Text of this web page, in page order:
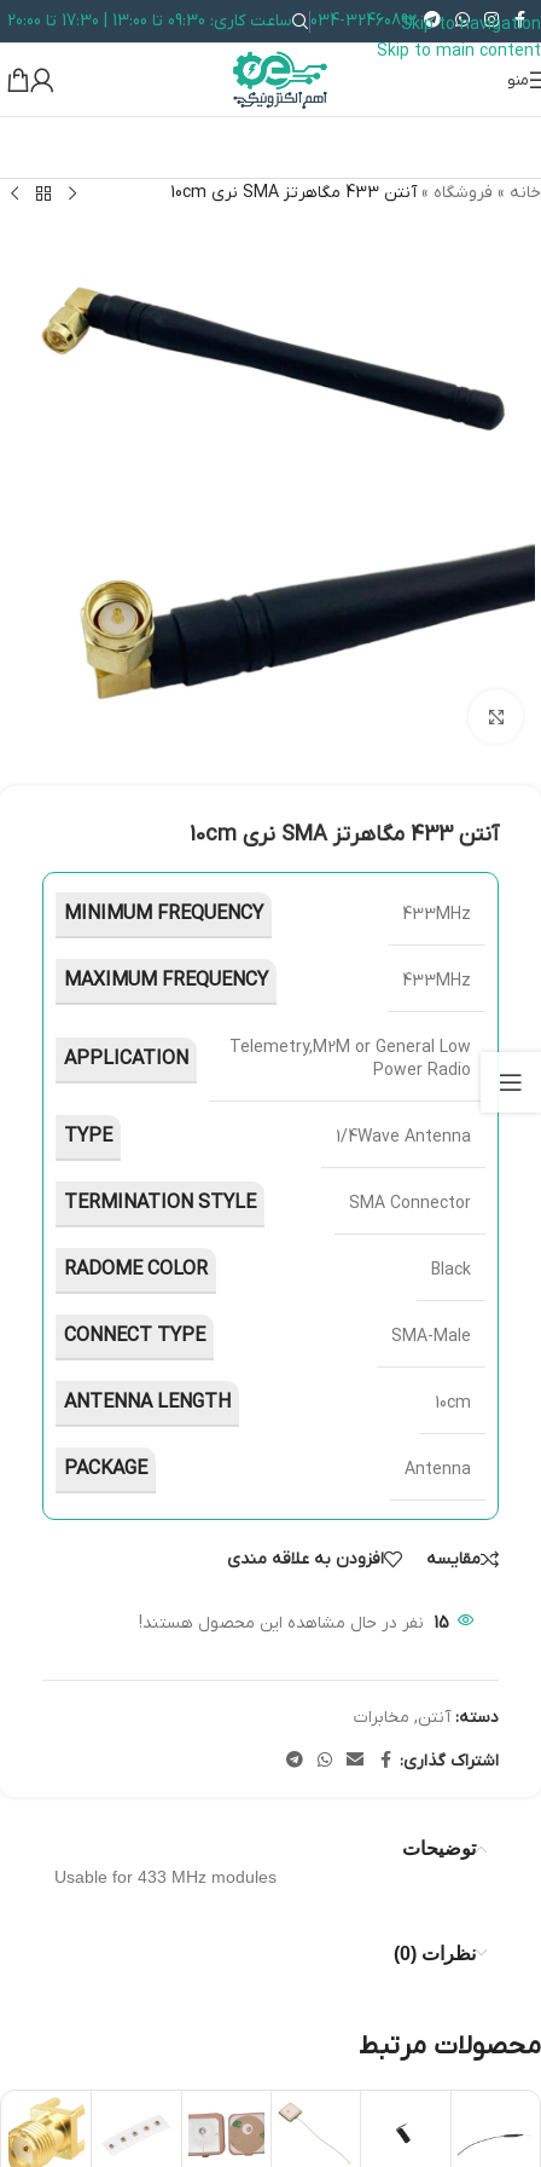
Skip to navigation
Skip to main content
034-32460892 ساعت کاری: 09:30 تا 13:00 | 17:30 تا 20:00
منو
خانه » فروشگاه »آنتن 433 مگاهرتز SMA نری 10cm
آنتن 433 مگاهرتز SMA نری 10cm
MINIMUM FREQUENCY 433MHz
MAXIMUM FREQUENCY 433MHz
APPLICATION
Telemetry,M2M or General Low
Power Radio
TYPE 1/4Wave Antenna
TERMINATION STYLE SMA Connector
RADOME COLOR Black
CONNECT TYPE SMA-Male
ANTENNA LENGTH 10cm
PACKAGE Antenna
مقایسه افزودن به علاقه مندی
15 نفر در حال مشاهده این محصول هستند!
دسته: آنتن, مخابرات
اشتراک گذاری:
توضیحات
Usable for 433 MHz modules
نظرات (0)
محصولات مرتبط